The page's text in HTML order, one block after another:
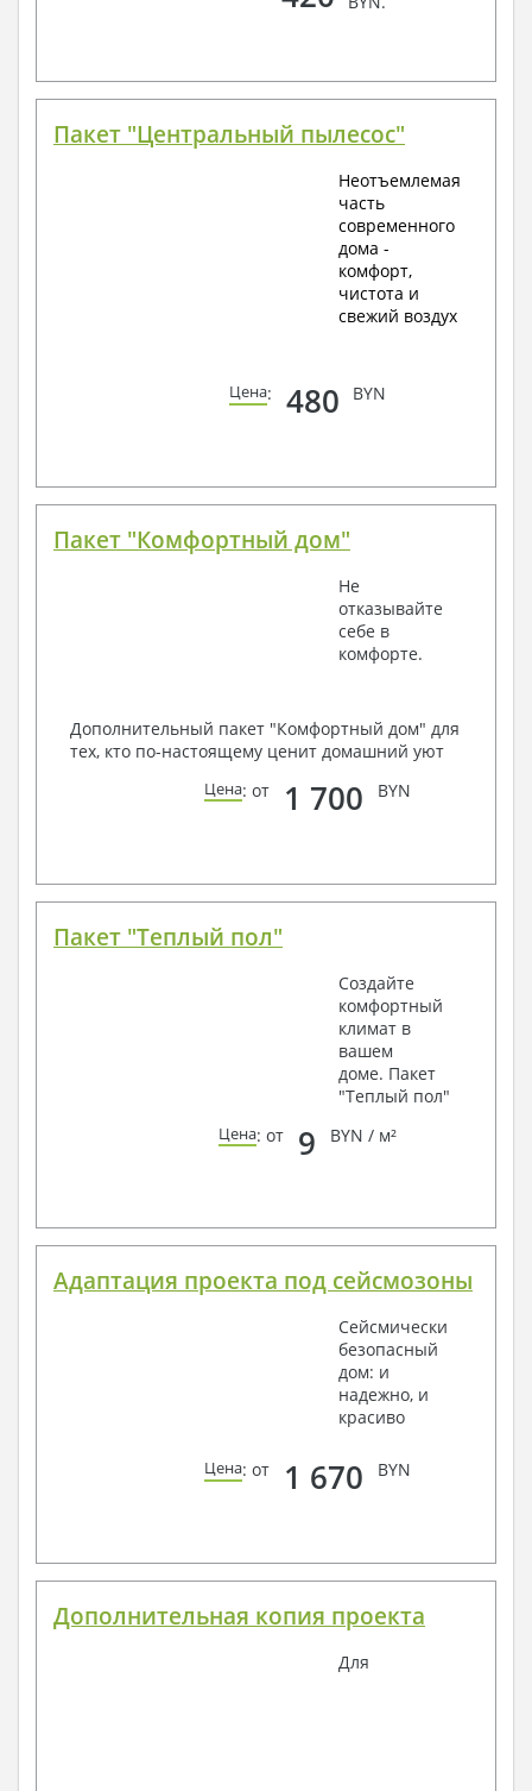
Пакет "Центральный пылесос"
Неотъемлемая
часть
современного
дома -
комфорт,
чистота и
свежий воздух
Цена: 480 BYN
Пакет "Комфортный дом"
Не
отказывайте
себе в
комфорте.
Дополнительный пакет "Комфортный дом" для
тех, кто по-настоящему ценит домашний уют
Цена: от 1 700 BYN
Пакет "Теплый пол"
Создайте
комфортный
климат в
вашем
доме. Пакет
"Теплый пол"
Цена: от 9 BYN / м²
Адаптация проекта под сейсмозоны
Сейсмически
безопасный
дом: и
надежно, и
красиво
Цена: от 1 670 BYN
Дополнительная копия проекта
Для